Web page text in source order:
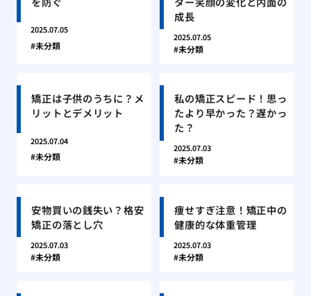
2025.07.05
未分類
成長
2025.07.05
未分類
矯正は子供のうちに？メ
リットとデメリット
2025.07.04
未分類
私の矯正スピード！思っ
たより早かった？遅かっ
た？
2025.07.03
未分類
安物買いの銭失い？格安
矯正の落とし穴
2025.07.03
未分類
痩せすぎ注意！矯正中の
健康的な体重管理
2025.07.03
未分類